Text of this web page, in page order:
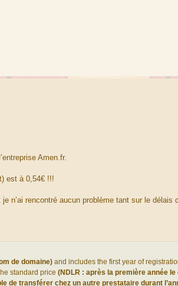
Amen.fr.
est à 0,54€ !!!
n’ai rencontré aucun problème tant sur le délais
de domaine) and includes the first year of
standard price (NDLR : après la première année le
de transférer chez un autre prestataire durant